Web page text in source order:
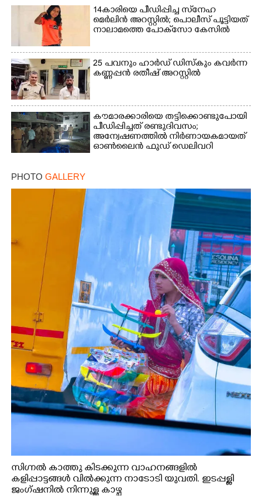
14കാരിയെ പീഡിപ്പിച്ച സ്‌നേഹ
മെർലിൻ അറസ്റ്റിൽ; പൊലീസ് പൂട്ടിയത്
നാലാമത്തെ പോക്‌സോ കേസിൽ
25 പവനും ഹാർഡ് ഡിസ്കും കവർന്ന
കണ്ണപ്പൻ രതീഷ് അറസ്റ്റിൽ
കൗമാരക്കാരിയെ തട്ടിക്കൊണ്ടുപോയി
പീഡിപ്പിച്ചത് രണ്ടുദിവസം;
അന്വേഷണത്തിൽ നിർണായകമായത്
ഓൺലൈൻ ഫുഡ് ഡെലിവറി
PHOTO GALLERY
സിഗ്നൽ കാത്തു കിടക്കുന്ന വാഹനങ്ങളിൽ
കളിപ്പാട്ടങ്ങൾ വിൽക്കുന്ന നാടോടി യുവതി. ഇടപ്പള്ളി
ജംഗ്ഷനിൽ നിന്നുള്ള കാഴ്ച